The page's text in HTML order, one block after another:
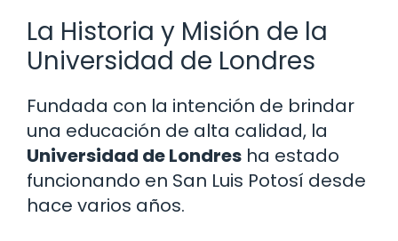
La Historia y Misión de la
Universidad de Londres
Fundada con la intención de brindar
una educación de alta calidad, la
Universidad de Londres ha estado
funcionando en San Luis Potosí desde
hace varios años.